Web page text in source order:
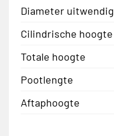
Diameter uitwendig
Cilindrische hoogte
Totale hoogte
Pootlengte
Aftaphoogte